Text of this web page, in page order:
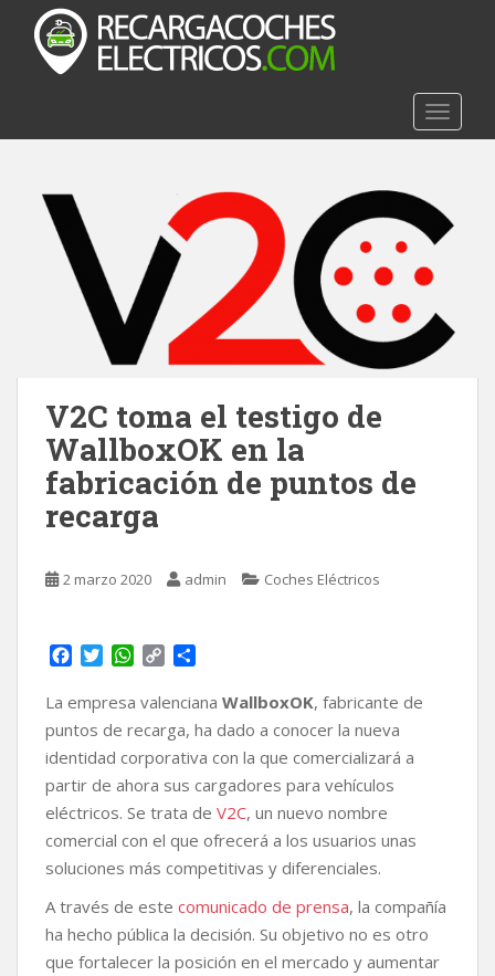
o
V2C toma el testigo de
WallboxOK en la
fabricación de puntos de
recarga
2 marzo 2020 admin Coches Eléctricos
c
e
b
o
o
k
T
i
t
t
e
r
W
a
t
s
A
p
p
C
p
y
L
i
n
k
m
p
a
r
t
i
r
La empresa valenciana WallboxOK, fabricante de
puntos de recarga, ha dado a conocer la nueva
identidad corporativa con la que comercializará a
partir de ahora sus cargadores para vehículos
eléctricos. Se trata de V2C, un nuevo nombre
comercial con el que ofrecerá a los usuarios unas
soluciones más competitivas y diferenciales.
A través de este comunicado de prensa, la compañía
ha hecho pública la decisión. Su objetivo no es otro
que fortalecer la posición en el mercado y aumentar